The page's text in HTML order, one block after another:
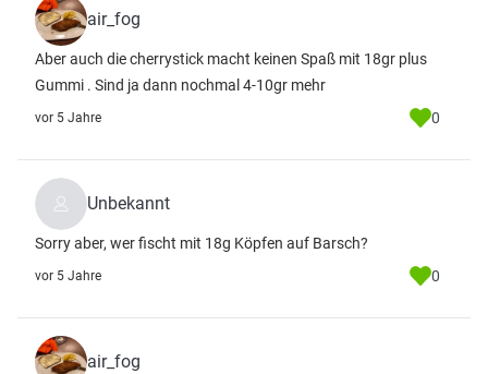
air_fog
Aber auch die cherrystick macht keinen Spaß mit 18gr plus
Gummi . Sind ja dann nochmal 4-10gr mehr
vor 5 Jahre 0
Unbekannt
Sorry aber, wer fischt mit 18g Köpfen auf Barsch?
vor 5 Jahre 0
air_fog